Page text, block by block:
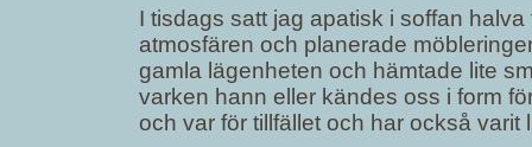
I tisdags satt jag apatisk i soffan
atmosfären och planerade
gamla lägenheten och hämtade lite
varken hann eller kändes oss i form
och var för tillfället och har också varit